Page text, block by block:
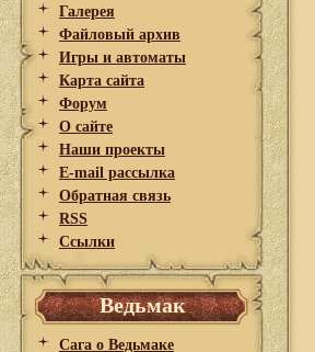
Галерея
Файловый архив
Игры и автоматы
Карта сайта
Форум
О сайте
Наши проекты
E-mail рассылка
Обратная связь
RSS
Ссылки
Ведьмак
Сага о Ведьмаке